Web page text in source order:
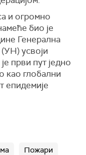
и огромно
био је
Генерална
усвоји
први пут једно
као глобални
епидемије
Пожари